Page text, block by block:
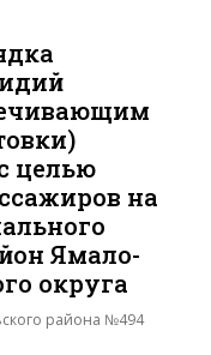
целью
на
Ямало-
округа
района №494